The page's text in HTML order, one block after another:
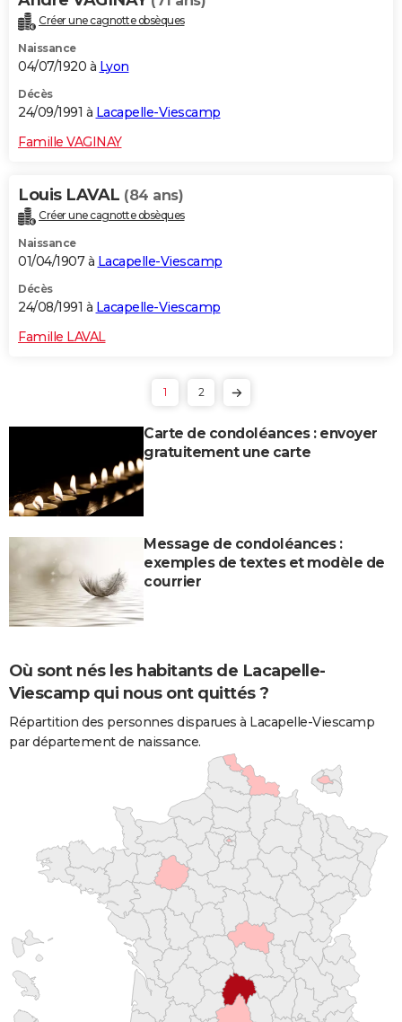
Créer une cagnotte obsèques
Naissance
04/07/1920 à Lyon
Décès
24/09/1991 à Lacapelle-Viescamp
Famille VAGINAY
Louis LAVAL (84 ans)
Créer une cagnotte obsèques
Naissance
01/04/1907 à Lacapelle-Viescamp
Décès
24/08/1991 à Lacapelle-Viescamp
Famille LAVAL
1 2
Carte de condoléances : envoyer
gratuitement une carte
Message de condoléances :
exemples de textes et modèle de
courrier
Où sont nés les habitants de Lacapelle-
Viescamp qui nous ont quittés ?
Répartition des personnes disparues à Lacapelle-Viescamp
par département de naissance.